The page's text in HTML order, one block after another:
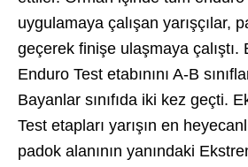
uygulamaya çalışan yarışçılar,
geçerek finişe ulaşmaya çalıştı.
Enduro Test etabınını A-B
Bayanlar sınıfıda iki kez geçti.
Test etapları yarışın en
padok alanının yanındaki